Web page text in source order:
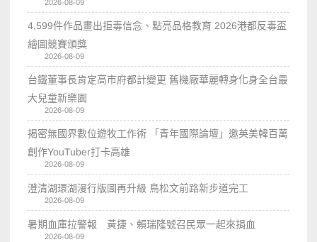
2026-08-09
4,599件作品畫出拒毒信念、點亮品格教育 2026港都反毒盃
繪圖競賽頒獎
2026-08-09
台鐵董事長肯定高市府都計變更 舊機廠華麗轉身化身全台最
大兒童新樂園
2026-08-09
揭密無國界數位遊牧工作術 「青年國際論壇」邀英美韓百萬
創作YouTuber打卡高雄
2026-08-09
澄清湖環湖漫行版圖再升級 鳥松文前路新步道完工
2026-08-09
暑期血庫拉警報 黃捷、賴瑞隆號召民眾一起來捐血
2026-08-09